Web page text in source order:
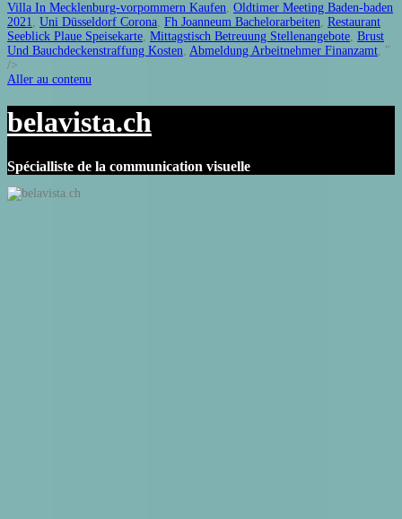
Villa In Mecklenburg-vorpommern Kaufen, Oldtimer Meeting Baden-baden
2021, Uni Düsseldorf Corona, Fh Joanneum Bachelorarbeiten, Restaurant
Seeblick Plaue Speisekarte, Mittagstisch Betreuung Stellenangebote, Brust
Und Bauchdeckenstraffung Kosten, Abmeldung Arbeitnehmer Finanzamt, "
/>
Aller au contenu
belavista.ch
Spécialliste de la communication visuelle